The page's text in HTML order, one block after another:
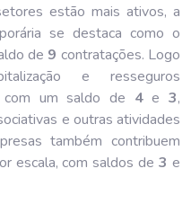
estão mais ativos, a
se destaca como o
de 9 contratações. Logo
e resseguros
com um saldo de 4e3,
e outras atividades
também contribuem
escala, com saldos de3 e